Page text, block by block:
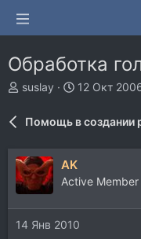
Обработка
А
т
р
т
е
м
suslay
Д
н
а
ч
а
12 Окт
Помощь в создании
AK
Active Member
14 Янв 2010